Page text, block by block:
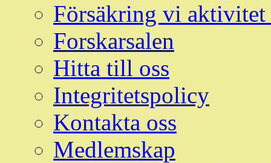
Försäkring vi aktivitet
Forskarsalen
Hitta till oss
Integritetspolicy
Kontakta oss
Medlemskap